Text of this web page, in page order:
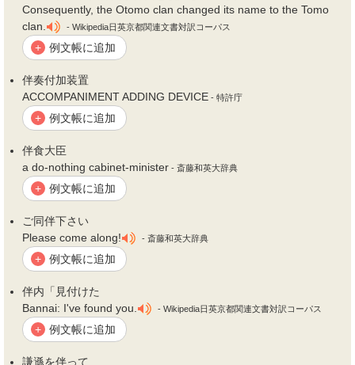
Consequently, the Otomo clan changed its name to the Tomo
clan.
- Wikipedia日英京都関連文書対訳コーパス
+ 例文帳に追加
伴奏付加装置
ACCOMPANIMENT ADDING DEVICE - 特許庁
+ 例文帳に追加
伴食大臣
a do-nothing cabinet-minister - 斎藤和英大辞典
+ 例文帳に追加
ご同伴下さい
Please come along!
- 斎藤和英大辞典
+ 例文帳に追加
伴内「見付けた
Bannai: I've found you.
- Wikipedia日英京都関連文書対訳コーパス
+ 例文帳に追加
謙遜を伴って